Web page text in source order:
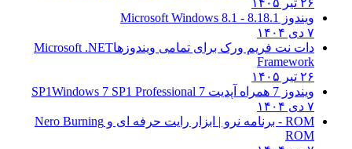
ویندوز 8.1 8.1 - Microsoft Windows 8.1
دات نت فریم ورک برای تمامی ویندوزهاMicrosoft .NET
Framework
ویندوز 7 همراه آپدیت 7 SP1
Windows 7 SP1 Professional
ROM - برنامه نرو | ابزار رایت حرفه ای و
Nero Burning